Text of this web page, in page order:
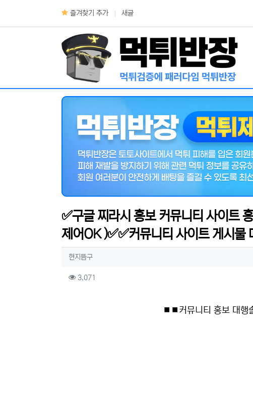
즐겨찾기 추가
새글
✅구글 찌라시 홍보 커뮤니티 사이트
제어OK )✅✅커뮤니티 사이트 게시물
작성자 정보
현지뜸구작성
컨텐츠 정보
3,071
⏹⏹커뮤니티 홍보 대행